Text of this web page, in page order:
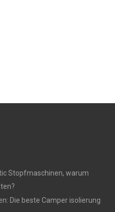
Stopfmaschinen, warum
Die beste Camper isolierung